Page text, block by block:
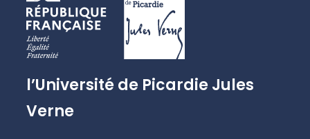
l’Université de Picardie Jules
Verne